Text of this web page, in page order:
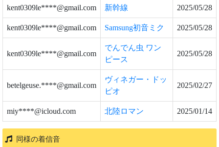
kent0309le****@gmail.com 新幹線 2025/05/28
kent0309le****@gmail.com Samsung初音ミク 2025/05/28
kent0309le****@gmail.com
でんでん虫 ワン
ピース
2025/05/28
betelgeuse.****@gmail.com
ヴィネガー・ドッ
ピオ
2025/02/27
miy****@icloud.com 北陸ロマン 2025/01/14
同様の着信音